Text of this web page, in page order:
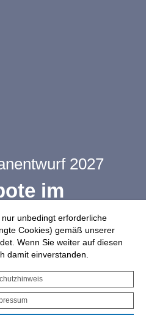
unbedingt erforderliche
Cookies) gemäß unserer
Wenn Sie weiter auf diesen
damit einverstanden.
2027
im
Bürger*innen